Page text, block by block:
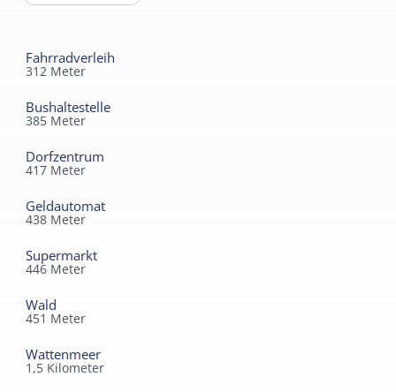
Fahrradverleih
312 Meter
Bushaltestelle
385 Meter
Dorfzentrum
417 Meter
Geldautomat
438 Meter
Supermarkt
446 Meter
Wald
451 Meter
Wattenmeer
1,5 Kilometer